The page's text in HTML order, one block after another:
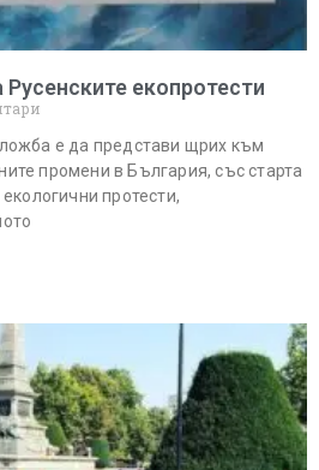
екопротести
е да представи щрих към
промени в България, със старта
протести,